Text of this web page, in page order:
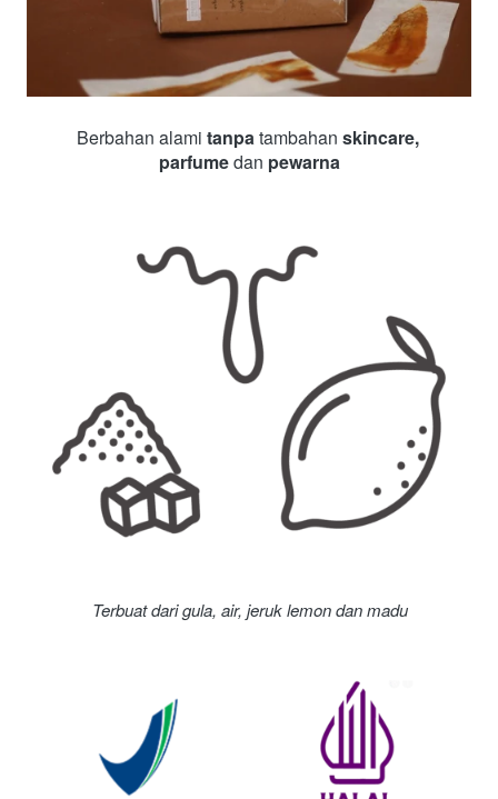
Berbahan alami tanpa tambahan skincare,
parfume dan pewarna
Terbuat dari gula, air, jeruk lemon dan madu